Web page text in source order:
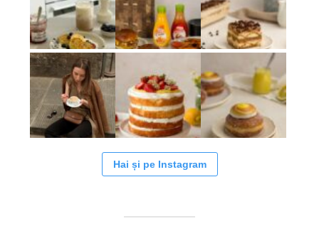
Hai și pe Instagram